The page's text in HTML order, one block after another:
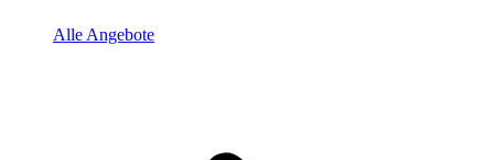
Alle Angebote